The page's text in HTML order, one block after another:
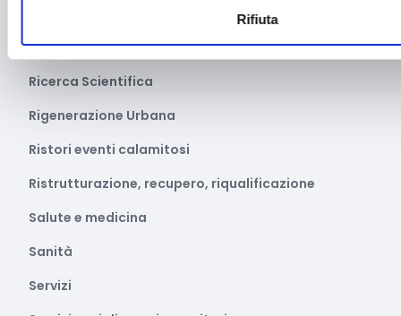
Rifiuta
Pesca e acquacoltura
Ricerca Scientifica
Rigenerazione Urbana
Ristori eventi calamitosi
Ristrutturazione, recupero, riqualificazione
Salute e medicina
Sanità
Servizi